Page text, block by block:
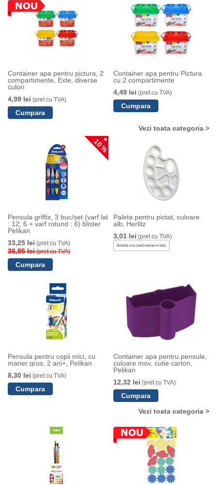
Container apa pentru pictura, 2
compartimente, Exte, diverse
culori
4,99 lei (pret cu TVA)
Container apa pentru Pictura
cu 2 compartimente
4,49 lei (pret cu TVA)
Vezi toata categoria >
10 %
Pensula griffix, 3 buc/set (varf lat
: 12; 6 + varf rotund : 6) blister
Pelikan
33,25 lei (pret cu TVA)
36,95 lei(pret cu TVA)
Paleta pentru pictat, culoare
alb, Herlitz
3,01 lei (pret cu TVA)
Anunta-ma cand revine in stoc
Pensula pentru copii mici, cu
maner gros, 2 ani+, Pelikan
8,30 lei (pret cu TVA)
Container apa pentru pensule,
culoare mov, cutie carton,
Pelikan
12,32 lei (pret cu TVA)
Vezi toata categoria >